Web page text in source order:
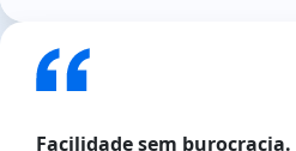
Facilidade sem burocracia.